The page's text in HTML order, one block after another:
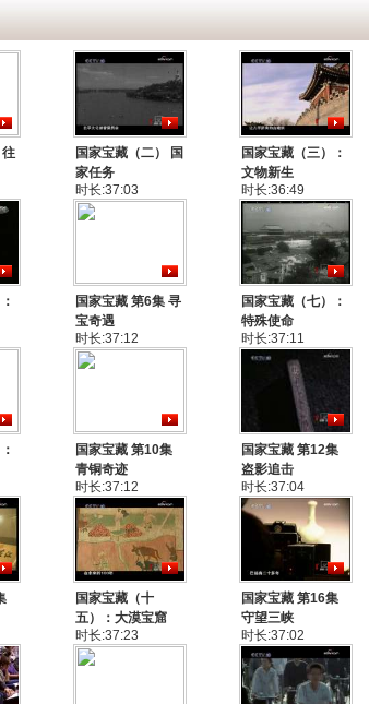
往
国家宝藏（二） 国
家任务
时长:37:03
国家宝藏（三）：
文物新生
时长:36:49
国家宝藏 第6集 寻
宝奇遇
时长:37:12
国家宝藏（七）：
特殊使命
时长:37:11
国家宝藏 第10集
青铜奇迹
时长:37:12
国家宝藏 第12集
盗影追击
时长:37:04
国家宝藏（十
五）：大漠宝窟
时长:37:23
国家宝藏 第16集
守望三峡
时长:37:02